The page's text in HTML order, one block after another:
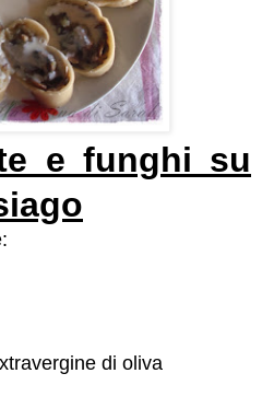
e funghi su
di oliva